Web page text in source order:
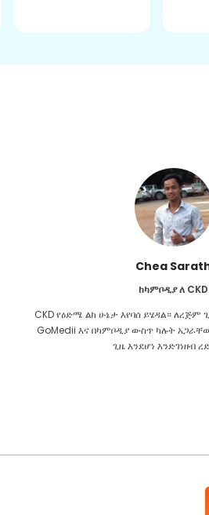
Chea
ከካምቦዲያ ለ CKD
CKD የዕድሜ ልክ ሁኔታ እየባሰ ይሄዳል።
GoMedii እና በካምቦዲያ ውስጥ ካሉት
ጊዜ እንደሆነ እንድገነዘብ